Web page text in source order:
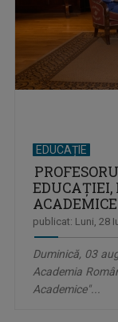
EDUCAȚIE
EDUCAŢIEI,
publicat: Luni, 28
Duminică, 03
Academia
Academice"...